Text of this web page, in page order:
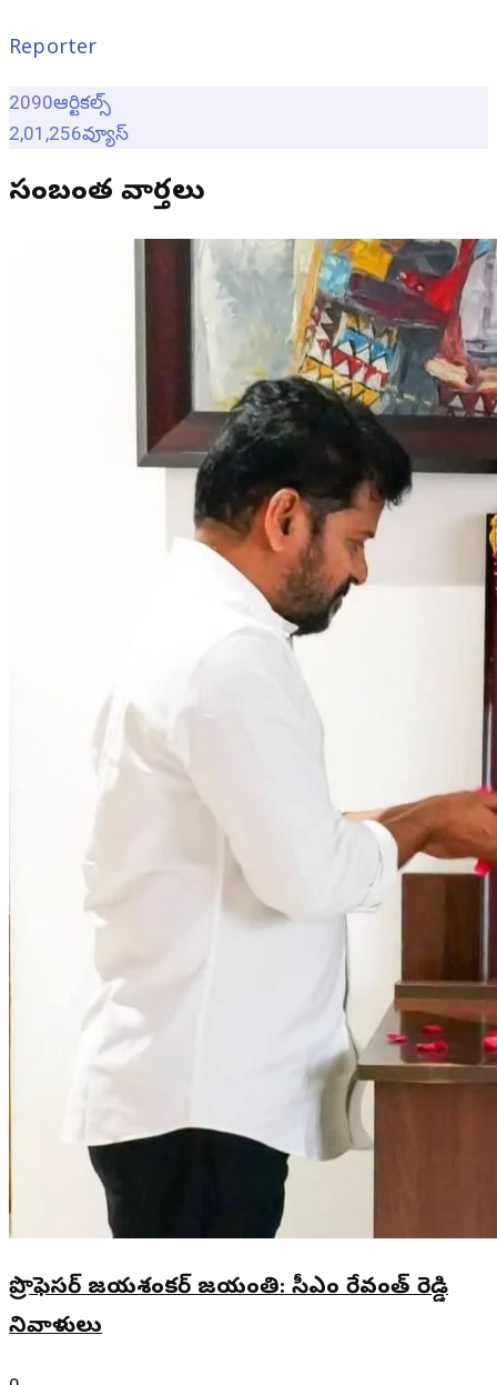
Reporter
2090ఆర్టికల్స్
2,01,256వ్యూస్
సంబంధిత వార్తలు
ప్రొఫెసర్ జయశంకర్ జయంతి: సీఎం రేవంత్ రెడ్డి
నివాళులు